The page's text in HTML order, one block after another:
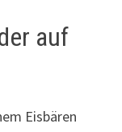
auf
Eisbären